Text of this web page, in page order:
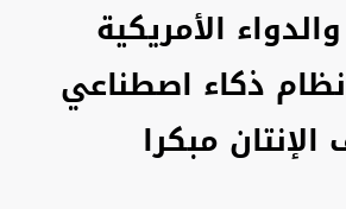
الأمريكية
ذكاء اصطناعي
مبكرا